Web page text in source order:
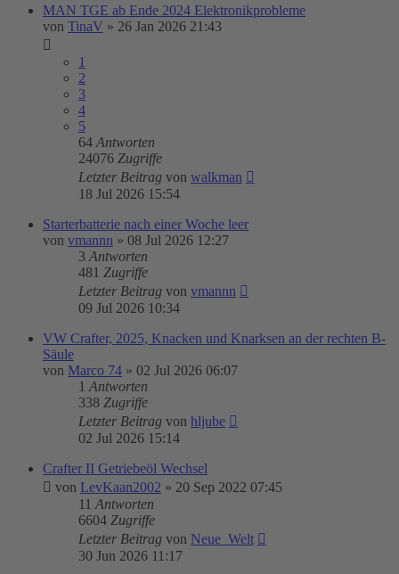
MAN TGE ab Ende 2024 Elektronikprobleme
von TinaV » 26 Jan 2026 21:43
1
2
3
4
5
64 Antworten
24076 Zugriffe
Letzter Beitrag von walkman
18 Jul 2026 15:54
Starterbatterie nach einer Woche leer
von vmannn » 08 Jul 2026 12:27
3 Antworten
481 Zugriffe
Letzter Beitrag von vmannn
09 Jul 2026 10:34
VW Crafter, 2025, Knacken und Knarksen an der rechten B-
Säule
von Marco 74 » 02 Jul 2026 06:07
1 Antworten
338 Zugriffe
Letzter Beitrag von hljube
02 Jul 2026 15:14
Crafter II Getriebeöl Wechsel
von LevKaan2002 » 20 Sep 2022 07:45
11 Antworten
6604 Zugriffe
Letzter Beitrag von Neue_Welt
30 Jun 2026 11:17